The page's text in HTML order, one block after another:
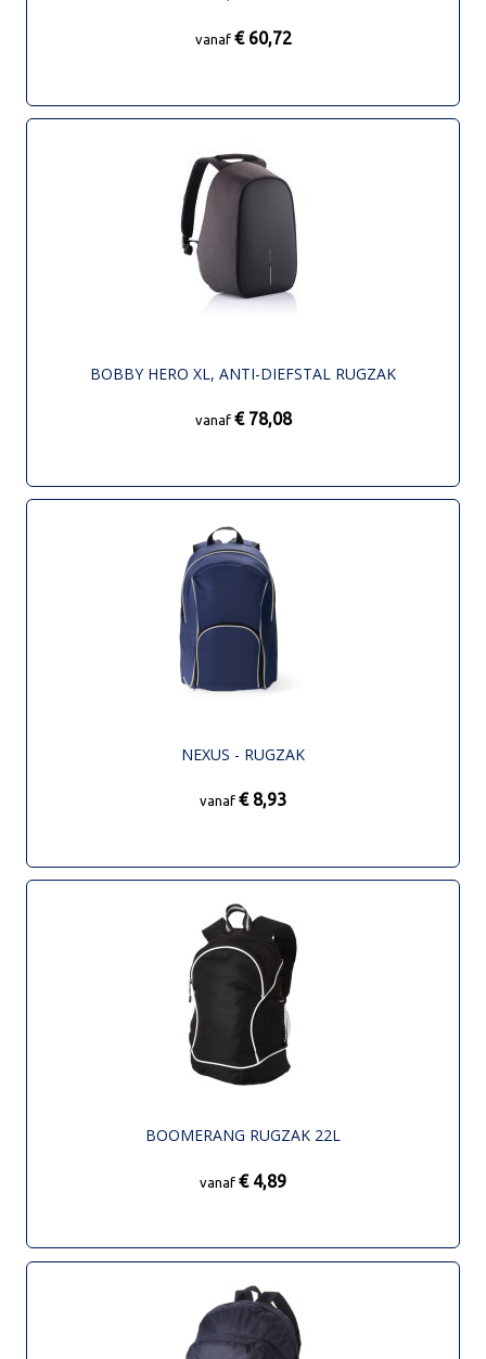
vanaf € 60,72
BOBBY HERO XL, ANTI-DIEFSTAL RUGZAK
vanaf € 78,08
NEXUS - RUGZAK
vanaf € 8,93
BOOMERANG RUGZAK 22L
vanaf € 4,89